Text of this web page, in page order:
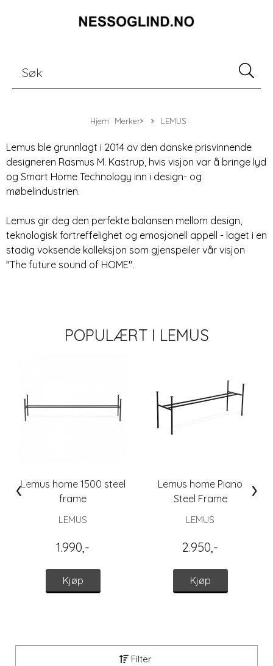
Hjem Merker LEMUS
Lemus ble grunnlagt i 2014 av den danske prisvinnende
designeren Rasmus M. Kastrup, hvis visjon var å bringe lyd
og Smart Home Technology inn i design- og
møbelindustrien.
Lemus gir deg den perfekte balansen mellom design,
teknologisk fortreffelighet og emosjonell appell - laget i en
stadig voksende kolleksjon som gjenspeiler vår visjon
"The future sound of HOME".
POPULÆRT I LEMUS
Lemus home 1500 steel
frame
LEMUS
1.990,-
Kjøp
Lemus home Piano
Steel Frame
LEMUS
2.950,-
Kjøp
‹ ›
Filter